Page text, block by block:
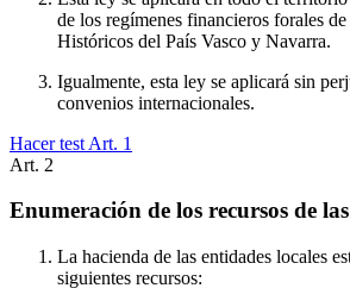
de los regímenes financieros forales
Históricos del País Vasco y Navarra.
Igualmente, esta ley se aplicará sin
convenios internacionales.
Hacer test Art. 1
Art. 2
Enumeración de los recursos de
La hacienda de las entidades locales
siguientes recursos: